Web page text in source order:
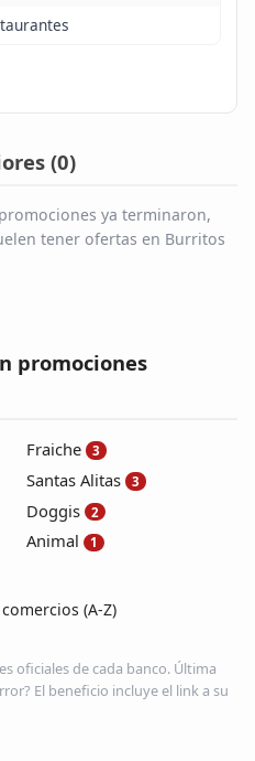
(0)
ya terminaron,
tener ofertas en Burritos
promociones
Fraiche 3
Santas Alitas 3
Doggis 2
Animal 1
(A-Z)
oficiales de cada banco. Última
El beneficio incluye el link a su